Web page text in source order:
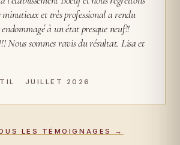
et très professional a rendu
à un état presque neuf!!
Nous sommes ravis du résultat. Lisa et
· JUILLET 2026
LES TÉMOIGNAGES →